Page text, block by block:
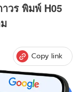
วร พิมพ์ H05
Copy link